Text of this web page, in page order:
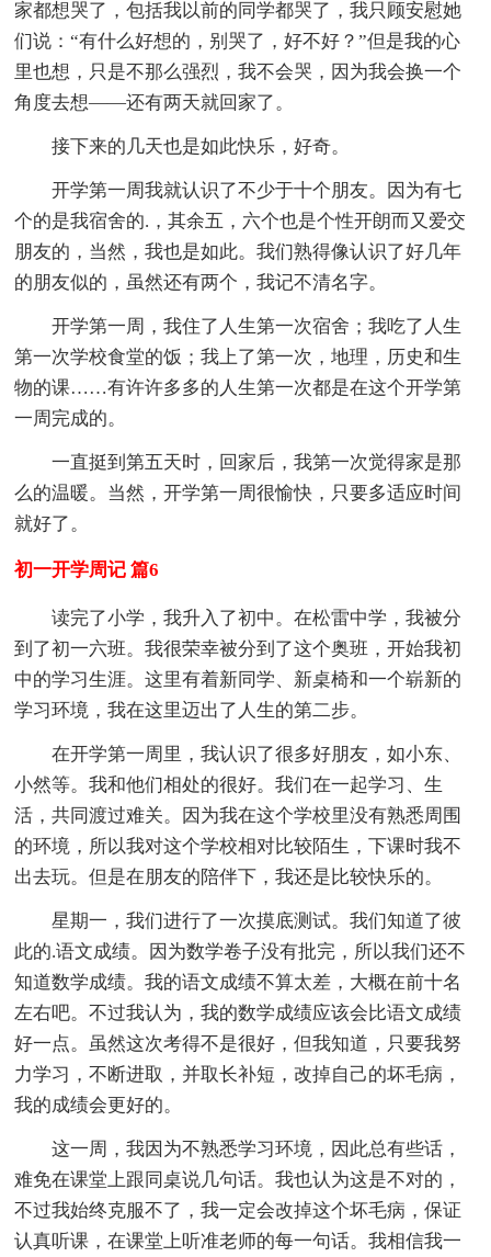
家都想哭了，包括我以前的同学都哭了，我只顾安慰她
们说：“有什么好想的，别哭了，好不好？”但是我的心
里也想，只是不那么强烈，我不会哭，因为我会换一个
角度去想——还有两天就回家了。
接下来的几天也是如此快乐，好奇。
开学第一周我就认识了不少于十个朋友。因为有七
个的是我宿舍的.，其余五，六个也是个性开朗而又爱交
朋友的，当然，我也是如此。我们熟得像认识了好几年
的朋友似的，虽然还有两个，我记不清名字。
开学第一周，我住了人生第一次宿舍；我吃了人生
第一次学校食堂的饭；我上了第一次，地理，历史和生
物的课……有许许多多的人生第一次都是在这个开学第
一周完成的。
一直挺到第五天时，回家后，我第一次觉得家是那
么的温暖。当然，开学第一周很愉快，只要多适应时间
就好了。
初一开学周记 篇6
读完了小学，我升入了初中。在松雷中学，我被分
到了初一六班。我很荣幸被分到了这个奥班，开始我初
中的学习生涯。这里有着新同学、新桌椅和一个崭新的
学习环境，我在这里迈出了人生的第二步。
在开学第一周里，我认识了很多好朋友，如小东、
小然等。我和他们相处的很好。我们在一起学习、生
活，共同渡过难关。因为我在这个学校里没有熟悉周围
的环境，所以我对这个学校相对比较陌生，下课时我不
出去玩。但是在朋友的陪伴下，我还是比较快乐的。
星期一，我们进行了一次摸底测试。我们知道了彼
此的.语文成绩。因为数学卷子没有批完，所以我们还不
知道数学成绩。我的语文成绩不算太差，大概在前十名
左右吧。不过我认为，我的数学成绩应该会比语文成绩
好一点。虽然这次考得不是很好，但我知道，只要我努
力学习，不断进取，并取长补短，改掉自己的坏毛病，
我的成绩会更好的。
这一周，我因为不熟悉学习环境，因此总有些话，
难免在课堂上跟同桌说几句话。我也认为这是不对的，
不过我始终克服不了，我一定会改掉这个坏毛病，保证
认真听课，在课堂上听准老师的每一句话。我相信我一